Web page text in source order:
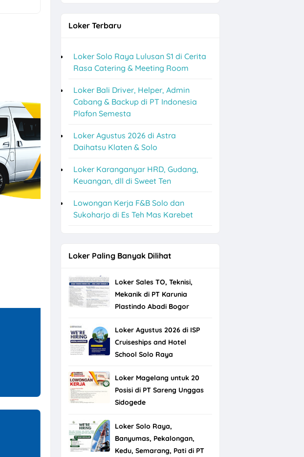
Pharmalab Indonesia
Produksi
SMK
PT Anugrah Vindo Abadi
Officer di PT Mega Finance Solo
& Video Editor
Loker Terbaru
Loker Solo Raya Lulusan S1 di Cerita
Rasa Catering & Meeting Room
Loker Bali Driver, Helper, Admin
Cabang & Backup di PT Indonesia
Plafon Semesta
Loker Agustus 2026 di Astra
Daihatsu Klaten & Solo
Loker Karanganyar HRD, Gudang,
Keuangan, dll di Sweet Ten
Lowongan Kerja F&B Solo dan
Sukoharjo di Es Teh Mas Karebet
Loker Paling Banyak Dilihat
Loker Sales TO, Teknisi,
Mekanik di PT Karunia
Plastindo Abadi Bogor
Loker Agustus 2026 di ISP
Cruiseships and Hotel
School Solo Raya
Loker Magelang untuk 20
Posisi di PT Sareng Unggas
Sidogede
Loker Solo Raya,
Banyumas, Pekalongan,
Kedu, Semarang, Pati di PT